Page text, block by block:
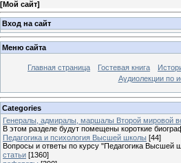
[Мой сайт]
Вход на сайт
Меню сайта
Главная страница Гостевая книга
Аудиолекции по
Categories
Генералы, адмиралы, маршалы Второй мировой
В этом разделе будут помещены короткие
Педагогика и психология Высшей школы [44]
Вопросы и ответы по курсу "Педагогика Высшей
статьи [1360]